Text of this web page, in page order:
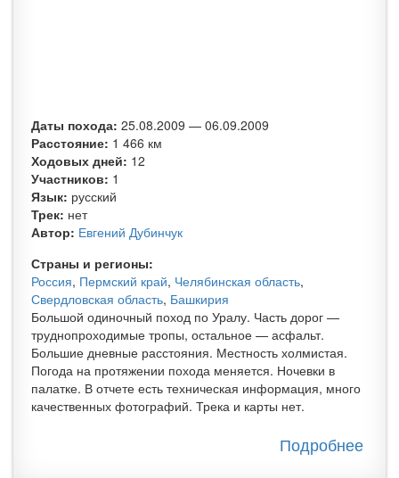
Даты похода: 25.08.2009 — 06.09.2009
Расстояние: 1 466 км
Ходовых дней: 12
Участников: 1
Язык: русский
Трек: нет
Автор: Евгений Дубинчук
Страны и регионы:
Россия, Пермский край, Челябинская область,
Свердловская область, Башкирия
Большой одиночный поход по Уралу. Часть дорог —
труднопроходимые тропы, остальное — асфальт.
Большие дневные расстояния. Местность холмистая.
Погода на протяжении похода меняется. Ночевки в
палатке. В отчете есть техническая информация, много
качественных фотографий. Трека и карты нет.
Подробнее